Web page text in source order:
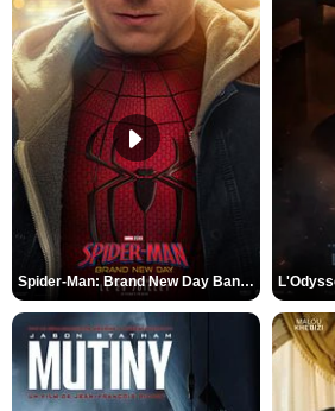
Spider-Man: Brand New Day Bande-annonce VO STFR